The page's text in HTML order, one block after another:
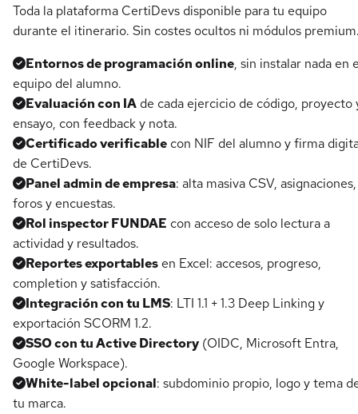
Toda la plataforma CertiDevs disponible para tu equipo
durante el itinerario. Sin costes ocultos ni módulos
Entornos de programación online, sin instalar nada en
equipo del alumno.
Evaluación con IA de cada ejercicio de código, proyecto
ensayo, con feedback y nota.
Certificado verificable con NIF del alumno y firma
de CertiDevs.
Panel admin de empresa: alta masiva CSV, asignaciones,
foros y encuestas.
Rol inspector FUNDAE con acceso de solo lectura a
actividad y resultados.
Reportes exportables en Excel: accesos, progreso,
completion y satisfacción.
Integración con tu LMS: LTI 1.1 + 1.3 Deep Linking y
exportación SCORM 1.2.
SSO con tu Active Directory (OIDC, Microsoft Entra,
Google Workspace).
White-label opcional: subdominio propio, logo y tema
tu marca.